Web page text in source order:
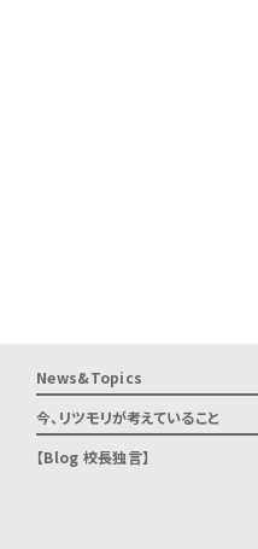
News&Topics
今、リツモリが考えていること
Blog 校長独言